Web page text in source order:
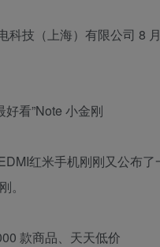
技（上海）有限公司 8
看”Note 小金刚
红米手机刚刚又公布
。
款商品、天天低价